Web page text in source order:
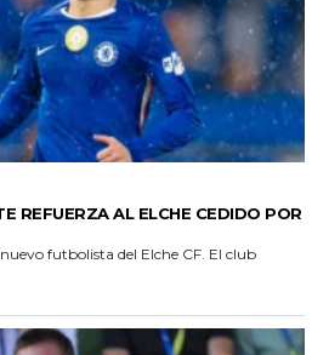
REFUERZA AL ELCHE CEDIDO POR
futbolista del Elche CF. El club